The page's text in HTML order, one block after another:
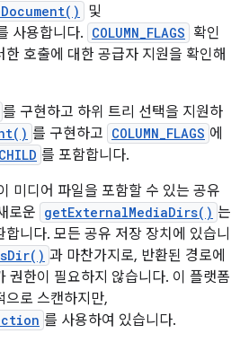
및
사용합니다. COLUMN_FLAGS 확인
호출에 대한 공급자 지원을 확인해
를 구현하고 하위 트리 선택을 지원하
를 구현하고 COLUMN_FLAGS 에
를 포함합니다.
미디어 파일을 포함할 수 있는 공유
로운 getExternalMediaDirs() 는
니다. 모든 공유 저장 장치에 있습니
과 마찬가지로, 반환된 경로에
권한이 필요하지 않습니다. 이 플랫폼
으로 스캔하지만,
를 사용하여 있습니다.